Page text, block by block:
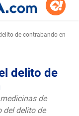
de contrabando en
delito de
de
del delito de